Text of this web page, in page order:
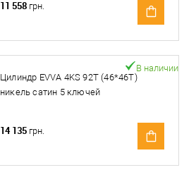
11 558 грн.
Цилиндр EVVA 4KS 92T (46*46T)
никель сатин 5 ключей
В наличии
14 135 грн.